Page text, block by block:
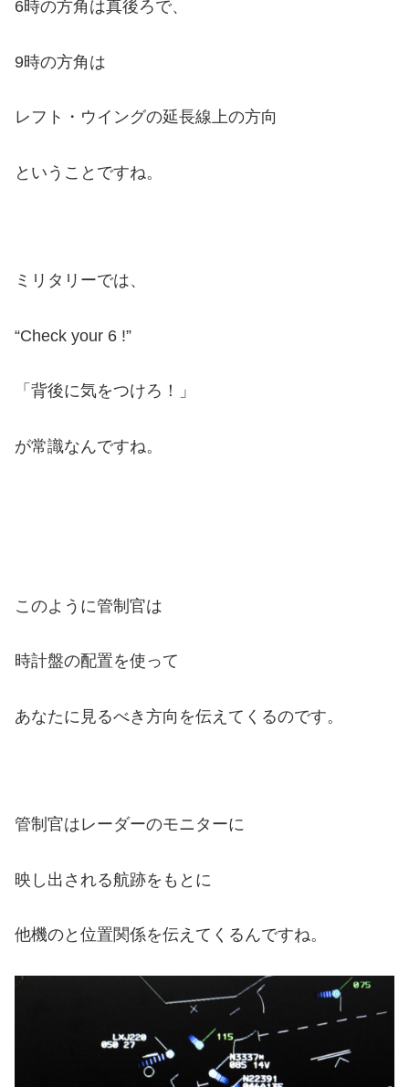
6時の方角は真後ろで、
9時の方角は
レフト・ウイングの延長線上の方向
ということですね。
ミリタリーでは、
“Check your 6 !”
「背後に気をつけろ！」
が常識なんですね。
このように管制官は
時計盤の配置を使って
あなたに見るべき方向を伝えてくるのです。
管制官はレーダーのモニターに
映し出される航跡をもとに
他機のと位置関係を伝えてくるんですね。